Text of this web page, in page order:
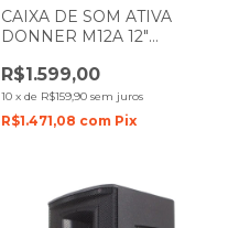
CAIXA DE SOM ATIVA
DONNER M12A 12"
LL AUDIO
R$1.599,00
10 x de R$159,90 sem juros
R$1.471,08 com Pix